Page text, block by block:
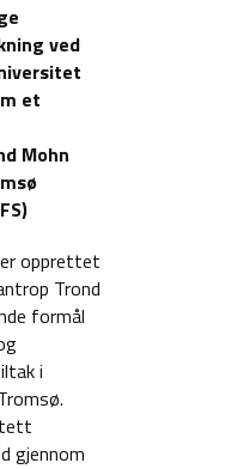
ved
et
Mohn
opprettet
Trond
formål
i
gjennom